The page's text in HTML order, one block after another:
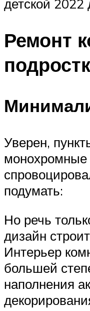
детской 2022
Ремонт
Уверен,
монохромные
подумать:
Но речь
дизайн
Интерьер
большей
наполнения